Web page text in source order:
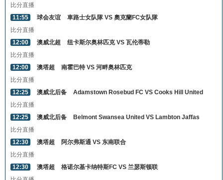
比分直播
11:55
球会友谊
車路士女队隊 VS 奧克蘭FC女队隊
比分直播
12:00
澳威北超
纽卡斯尔奥林匹克 VS 瓦伦蒂勒
比分直播
12:00
澳塔超
南霍巴特 VS 河畔奥林匹克
比分直播
12:25
澳威北后备
Adamstown Rosebud FC VS Cooks Hill United
比分直播
12:25
澳威北后备
Belmont Swansea United VS Lambton Jaffas
比分直播
12:30
澳塔超
阿尔弗斯通 VS 东南联合
比分直播
12:30
澳塔超
格诺尔基卡纳特斯FC VS 兰瑟斯顿联